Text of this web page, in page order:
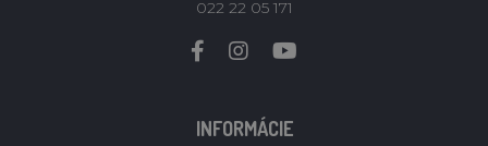
022 22 05 171
INFORMÁCIE